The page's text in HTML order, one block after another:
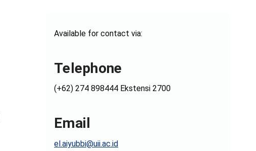
Available for contact via:
Telephone
(+62) 274 898444 Ekstensi 2700
Email
el.aiyubbi@uii.ac.id